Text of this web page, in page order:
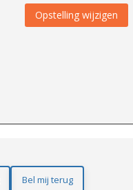
Opstelling wijzigen
Bel mij terug